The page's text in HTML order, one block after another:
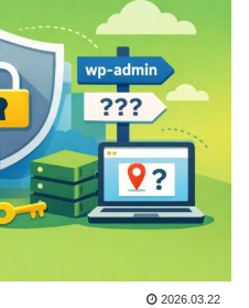
2026.03.22